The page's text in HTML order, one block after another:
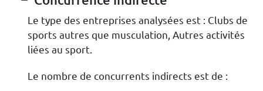
Le type des entreprises analysées est : Clubs de
sports autres que musculation, Autres activités
liées au sport.
Le nombre de concurrents indirects est de :